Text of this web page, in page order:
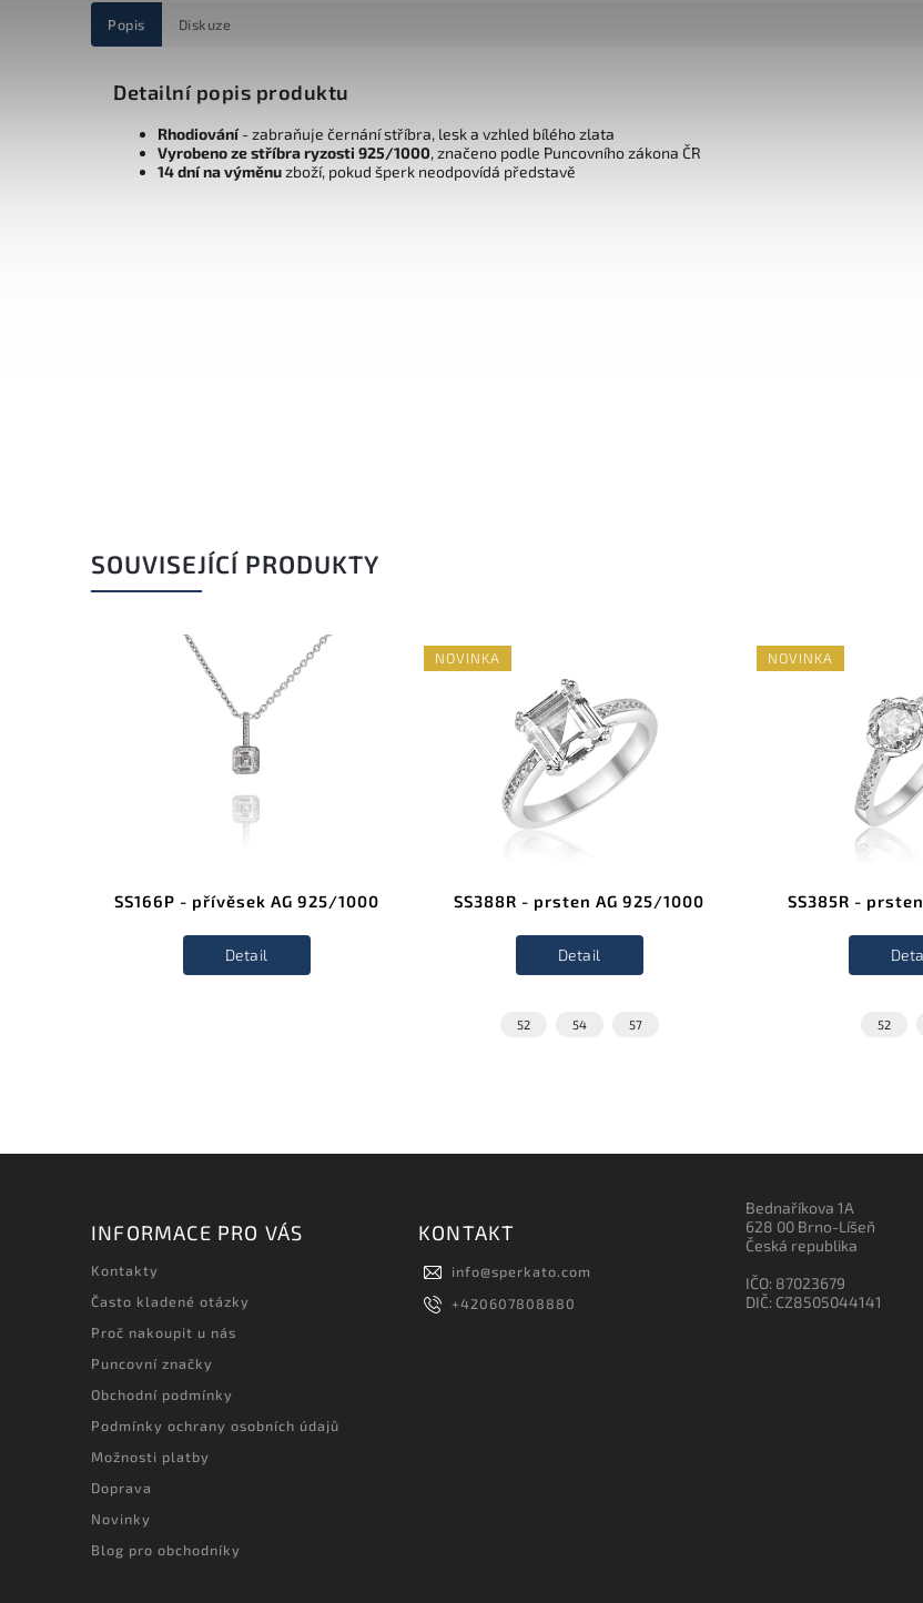
Popis Diskuze
Detailní popis produktu
Rhodiování- zabraňuje černání stříbra, lesk a vzhled bílého zlata
Vyrobeno ze stříbra ryzosti 925/1000, značeno podle Puncovního zákona ČR
14 dní na výměnuzboží, pokud šperk neodpovídá představě
SOUVISEJÍCÍ PRODUKTY
SS166P - přívěsek AG 925/1000
Detail
NOVINKA
SS388R - prsten AG 925/1000
Detail
52 54 57
NOVINKA
SS385R -
52
INFORMACE PRO VÁS
Kontakty
Často kladené otázky
Proč nakoupit u nás
Puncovní značky
Obchodní podmínky
Podmínky ochrany osobních údajů
Možnosti platby
Doprava
Novinky
Blog pro obchodníky
KONTAKT
info@sperkato.com
+420607808880
Bednaříkova 1A
628 00 Brno-Líšeň
Česká republika
IČO: 87023679
DIČ: CZ8505044141